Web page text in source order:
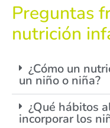
Preguntas
nutrición
¿Cómo un
un niño o niña?
¿Qué hábitos
incorporar los